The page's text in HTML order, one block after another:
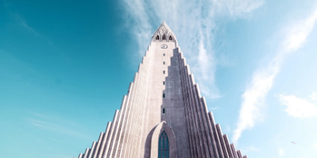
Zzp'ers internationaal onboarden en beheren
Ingewikkelde HR-taken eenvoudig uitbesteden
Remote Embedded
HR naadloos in workflows integreren
Flexibele global HR en payroll solutions voor groeiende
Mid-market
Teams uitbreiden met HR solutions op maat
Betalingscalculator voor zzp'ers
Ontdek valuta-opties en betaalsnelheden voor
internationale zzp'ers
LEREN MET REMOTE
Onderzoek en gidsen
Nederlands
Español
Inloggen